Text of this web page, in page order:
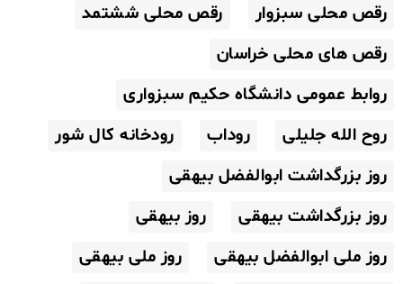
رقص محلی سبزوار
رقص محلی ششتمد
رقص های محلی خراسان
روابط عمومی دانشگاه حکیم سبزواری
روح الله جلیلی
روداب
رودخانه کال شور
روز بزرگداشت ابوالفضل بیهقی
روز بزرگداشت بیهقی
روز بیهقی
روز ملی ابوالفضل بیهقی
روز ملی بیهقی